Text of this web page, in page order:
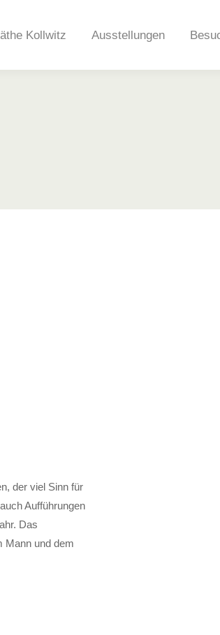
Kollwitz Ausstellungen
der viel Sinn für
Aufführungen
Das
Mann und dem